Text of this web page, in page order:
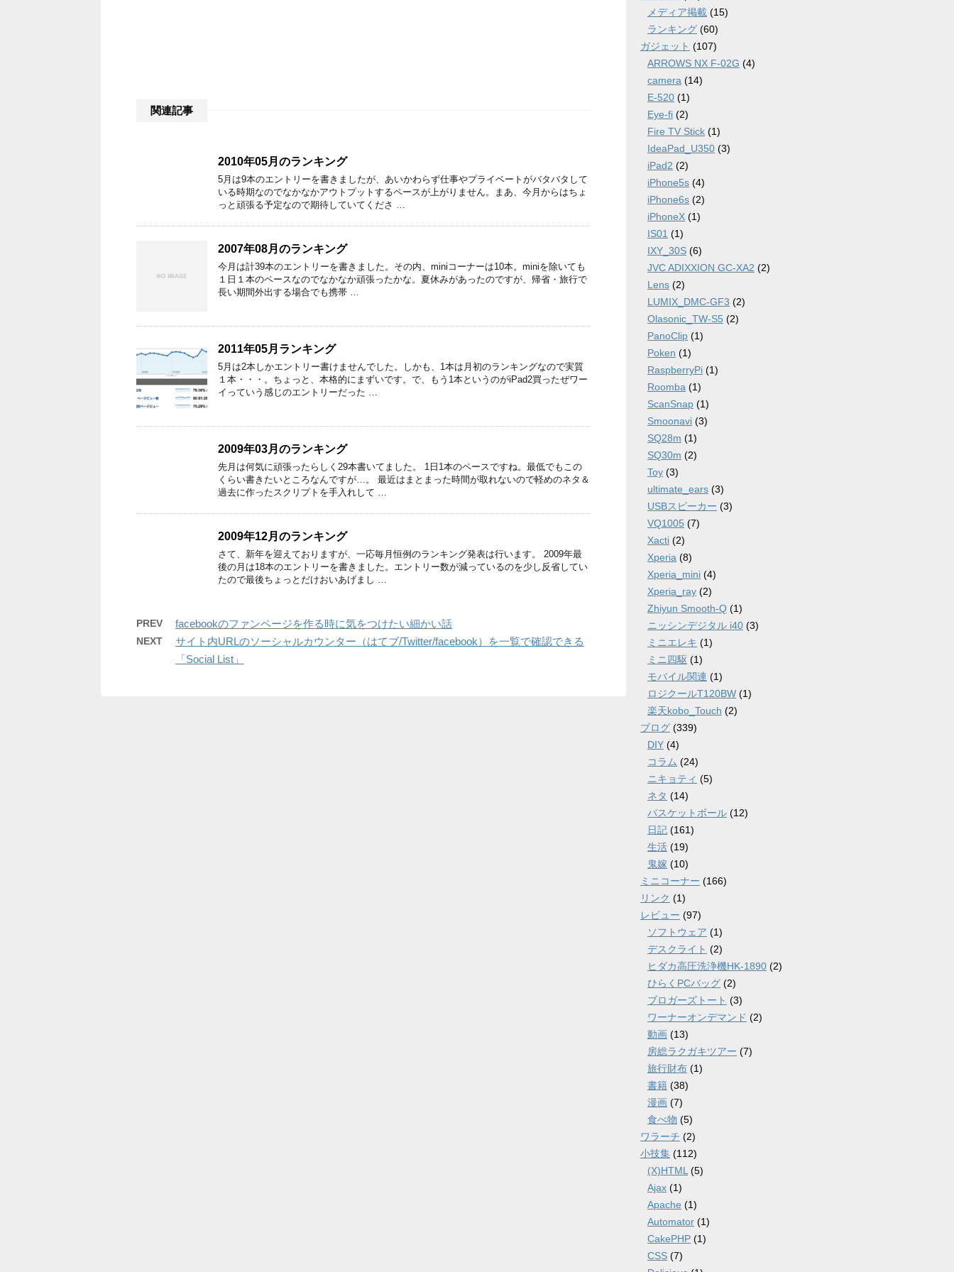
関連記事
2010年05月のランキング
5月は9本のエントリーを書きましたが、あいかわらず仕事やプライベートがバタバタして
いる時期なのでなかなかアウトプットするペースが上がりません。まあ、今月からはちょ
っと頑張る予定なので期待していてくださ …
2007年08月のランキング
今月は計39本のエントリーを書きました。その内、miniコーナーは10本。miniを除いても
１日１本のペースなのでなかなか頑張ったかな。夏休みがあったのですが、帰省・旅行で
長い期間外出する場合でも携帯 …
2011年05月ランキング
5月は2本しかエントリー書けませんでした。しかも、1本は月初のランキングなので実質
１本・・・。ちょっと、本格的にまずいです。で、もう1本というのがiPad2買ったぜワー
イっていう感じのエントリーだった …
2009年03月のランキング
先月は何気に頑張ったらしく29本書いてました。 1日1本のペースですね。最低でもこの
くらい書きたいところなんですが…。 最近はまとまった時間が取れないので軽めのネタ＆
過去に作ったスクリプトを手入れして …
2009年12月のランキング
さて、新年を迎えておりますが、一応毎月恒例のランキング発表は行います。 2009年最
後の月は18本のエントリーを書きました。エントリー数が減っているのを少し反省してい
たので最後ちょっとだけおいあげまし …
PREV facebookのファンページを作る時に気をつけたい細かい話
NEXT
サイト内URLのソーシャルカウンター（はてブ/Twitter/facebook）を一覧で確認できる
「Social List」
メディア掲載 (15)
ランキング (60)
ガジェット (107)
ARROWS NX F-02G (4)
camera (14)
E-520 (1)
Eye-fi (2)
Fire TV Stick (1)
IdeaPad_U350 (3)
iPad2 (2)
iPhone5s (4)
iPhone6s (2)
iPhoneX (1)
IS01 (1)
IXY_30S (6)
JVC ADIXXION GC-XA2 (2)
Lens (2)
LUMIX_DMC-GF3 (2)
Olasonic_TW-S5 (2)
PanoClip (1)
Poken (1)
RaspberryPi (1)
Roomba (1)
ScanSnap (1)
Smoonavi (3)
SQ28m (1)
SQ30m (2)
Toy (3)
ultimate_ears (3)
USBスピーカー (3)
VQ1005 (7)
Xacti (2)
Xperia (8)
Xperia_mini (4)
Xperia_ray (2)
Zhiyun Smooth-Q (1)
ニッシンデジタル i40 (3)
ミニエレキ (1)
ミニ四駆 (1)
モバイル関連 (1)
ロジクールT120BW (1)
楽天kobo_Touch (2)
ブログ (339)
DIY (4)
コラム (24)
ニキョティ (5)
ネタ (14)
バスケットボール (12)
日記 (161)
生活 (19)
鬼嫁 (10)
ミニコーナー (166)
リンク (1)
レビュー (97)
ソフトウェア (1)
デスクライト (2)
ヒダカ高圧洗浄機HK-1890 (2)
ひらくPCバッグ (2)
ブロガーズトート (3)
ワーナーオンデマンド (2)
動画 (13)
房総ラクガキツアー (7)
旅行財布 (1)
書籍 (38)
漫画 (7)
食べ物 (5)
ワラーチ (2)
小技集 (112)
(X)HTML (5)
Ajax (1)
Apache (1)
Automator (1)
CakePHP (1)
CSS (7)